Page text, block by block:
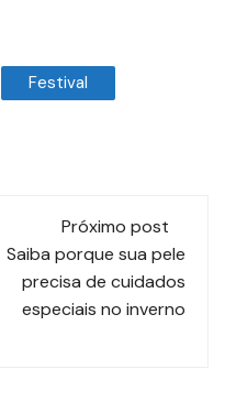
Festival
Próximo post
Saiba porque sua pele
precisa de cuidados
especiais no inverno